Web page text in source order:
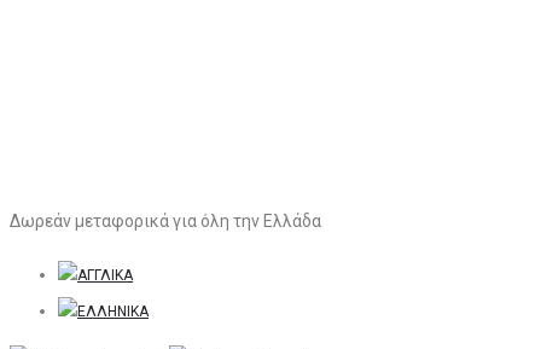
Δωρεάν μεταφορικά για όλη την Ελλάδα